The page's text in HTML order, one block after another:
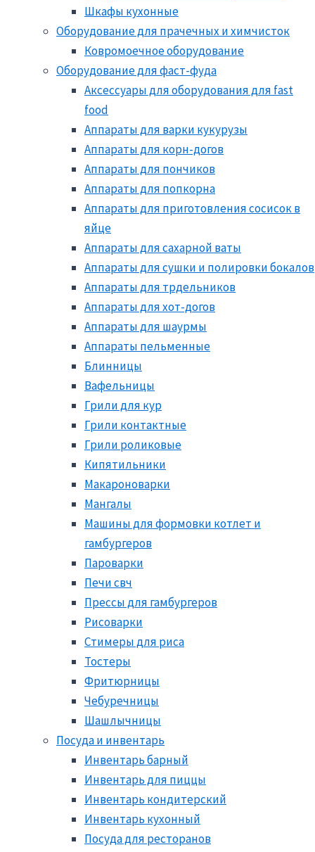
Шкафы кухонные
Оборудование для прачечных и химчисток
Ковромоечное оборудование
Оборудование для фаст-фуда
Аксессуары для оборудования для fast
food
Аппараты для варки кукурузы
Аппараты для корн-догов
Аппараты для пончиков
Аппараты для попкорна
Аппараты для приготовления сосисок в
яйце
Аппараты для сахарной ваты
Аппараты для сушки и полировки бокалов
Аппараты для трдельников
Аппараты для хот-догов
Аппараты для шаурмы
Аппараты пельменные
Блинницы
Вафельницы
Грили для кур
Грили контактные
Грили роликовые
Кипятильники
Макароноварки
Мангалы
Машины для формовки котлет и
гамбургеров
Пароварки
Печи свч
Прессы для гамбургеров
Рисоварки
Стимеры для риса
Тостеры
Фритюрницы
Чебуречницы
Шашлычницы
Посуда и инвентарь
Инвентарь барный
Инвентарь для пиццы
Инвентарь кондитерский
Инвентарь кухонный
Посуда для ресторанов